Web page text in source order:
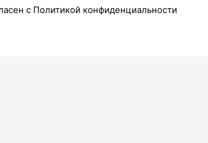
с Политикой конфиденциальности